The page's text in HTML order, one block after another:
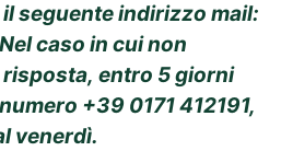
seguente indirizzo mail:
caso in cui non
entro 5 giorni
+39 0171 412191,
venerdì.